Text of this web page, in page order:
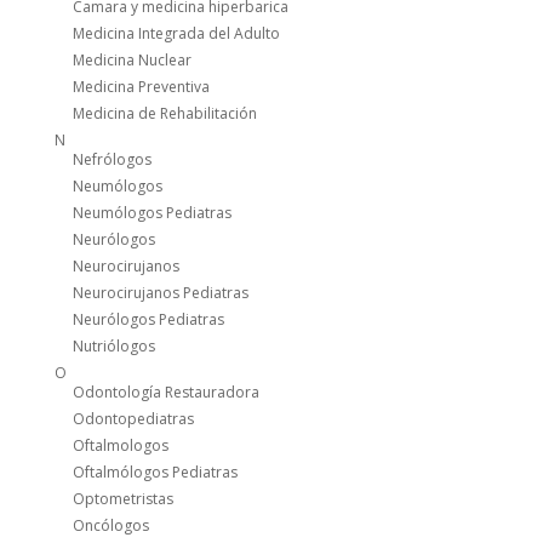
Camara y medicina hiperbarica
Medicina Integrada del Adulto
Medicina Nuclear
Medicina Preventiva
Medicina de Rehabilitación
N
Nefrólogos
Neumólogos
Neumólogos Pediatras
Neurólogos
Neurocirujanos
Neurocirujanos Pediatras
Neurólogos Pediatras
Nutriólogos
O
Odontología Restauradora
Odontopediatras
Oftalmologos
Oftalmólogos Pediatras
Optometristas
Oncólogos